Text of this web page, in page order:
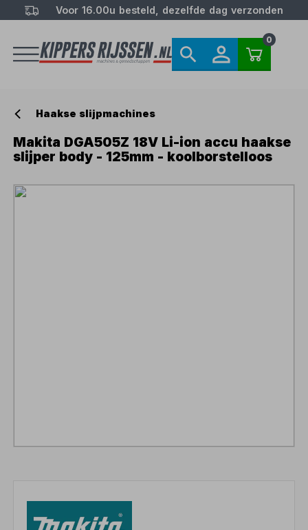
Voor 16.00u besteld, dezelfde dag verzonden
0
Haakse slijpmachines
Makita DGA505Z 18V Li-ion accu haakse
slijper body - 125mm - koolborstelloos